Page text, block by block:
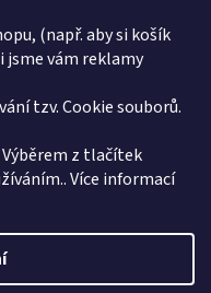
(např. aby si košík
jsme vám reklamy
tzv. Cookie souborů.
z tlačítek
Více informací